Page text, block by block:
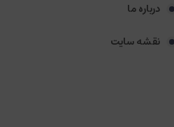
درباره ما
نقشه سایت